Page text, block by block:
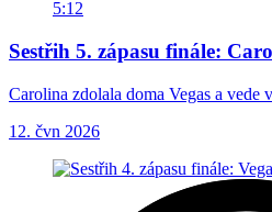
5:12
Sestřih 5. zápasu finále:
Carolina zdolala doma Vegas a vede
12. čvn 2026